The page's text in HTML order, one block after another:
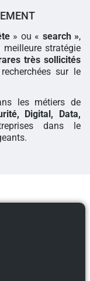
» ou « search »,
stratégie
très sollicités
sur le
les métiers de
Digital, Data,
dans le